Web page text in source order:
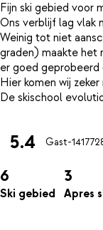
Fijn ski gebied voor
Ons verblijf lag vlak
Weinig tot niet
graden) maakte het
er goed geprobeerd
Hier komen wij
5.4 Gast-14177
6
Ski gebied
3
Apres